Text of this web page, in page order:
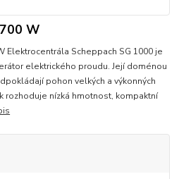
W
Elektrocentrála Scheppach SG 1000 je
elektrického proudu. Její doménou
pohon velkých a výkonných
rozhoduje nízká hmotnost, kompaktní